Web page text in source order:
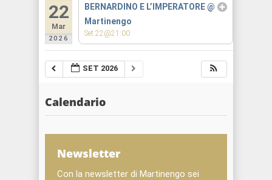
22
Mar
2026
BERNARDINO E L’IMPERATORE@
Martinengo
Set 22@21:00
SET 2026
Calendario
Newsletter
Con la newsletter di Martinengo sei